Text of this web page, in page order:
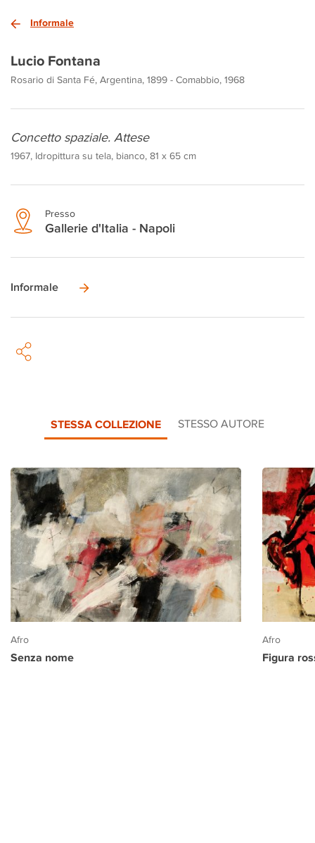
Informale
Lucio Fontana
Rosario di Santa Fé, Argentina, 1899 - Comabbio, 1968
Concetto spaziale. Attese
1967, Idropittura su tela, bianco, 81 x 65 cm
Presso
Gallerie d'Italia - Napoli
Informale
STESSA COLLEZIONE STESSO AUTORE
Afro
Senza nome
Afro
Figura